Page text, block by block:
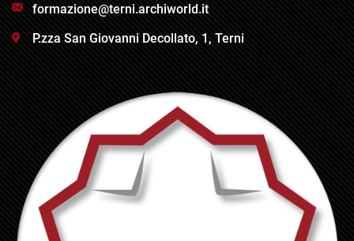
formazione@terni.archiworld.it
P.zza San Giovanni Decollato, 1, Terni